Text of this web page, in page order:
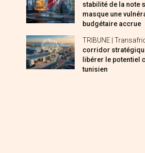
stabilité de la note
masque une
budgétaire accrue
TRIBUNE |
corridor
libérer le potentiel
tunisien